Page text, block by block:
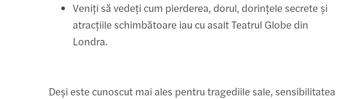
Veniți să vedeți cum pierderea, dorul, dorințele secrete și
atracțiile schimbătoare iau cu asalt Teatrul Globe din
Londra.
Deși este cunoscut mai ales pentru tragediile sale, sensibilitatea